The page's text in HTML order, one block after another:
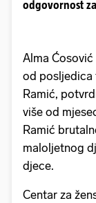
odgovornost
Alma
od posljedica
Ramić,
više od
Ramić
maloljetnog
djece.
Centar za